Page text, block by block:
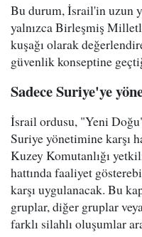
Bu durum, İsrail'in uzun
yalnızca Birleşmiş
kuşağı olarak
güvenlik konseptine
Sadece Suriye'ye
İsrail ordusu, "Yeni
Suriye yönetimine karşı
Kuzey Komutanlığı
hattında faaliyet
karşı uygulanacak. Bu
gruplar, diğer gruplar
farklı silahlı oluşumlar